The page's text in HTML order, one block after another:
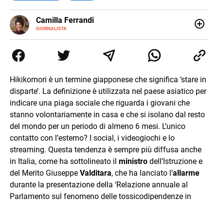
Camilla Ferrandi
GIORNALISTA
E-
MAIL
LINKEDIN
di trasformare la passione per la scrittura in un lavoro, e
da lì non mi sono più fermata. L’attualità è il mio pane
mente.
Hikikomori è un termine giapponese che significa ‘stare in
disparte’. La definizione è utilizzata nel paese asiatico per
indicare una piaga sociale che riguarda i giovani che
stanno volontariamente in casa e che si isolano dal resto
del mondo per un periodo di almeno 6 mesi. L’unico
contatto con l’esterno? I social, i videogiochi e lo
streaming. Questa tendenza è sempre più diffusa anche
in Italia, come ha sottolineato il ministro dell’Istruzione e
del Merito Giuseppe Valditara, che ha lanciato l’allarme
durante la presentazione della ‘Relazione annuale al
Parlamento sul fenomeno delle tossicodipendenze in